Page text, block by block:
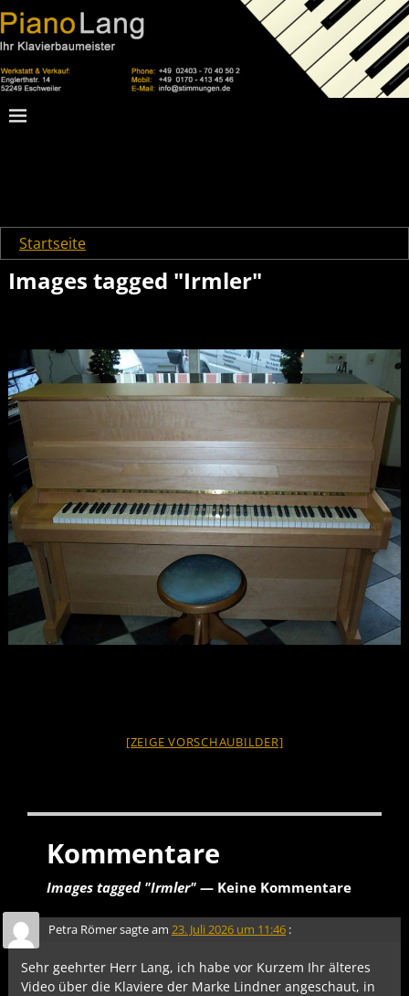
Startseite
Images tagged "Irmler"
[ZEIGE VORSCHAUBILDER]
Kommentare
Images tagged "Irmler"— Keine Kommentare
Petra Römersagte am 23. Juli 2026 um 11:46 :
Sehr geehrter Herr Lang, ich habe vor Kurzem Ihr älteres
Video über die Klaviere der Marke Lindner angeschaut, in